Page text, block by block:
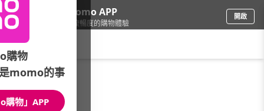
下載momo APP
給你3倍流暢度的購物體驗
開啟
家電/微波爐/微波爐(容量)
館長推薦 月銷量
購物
momo的事
購物」APP